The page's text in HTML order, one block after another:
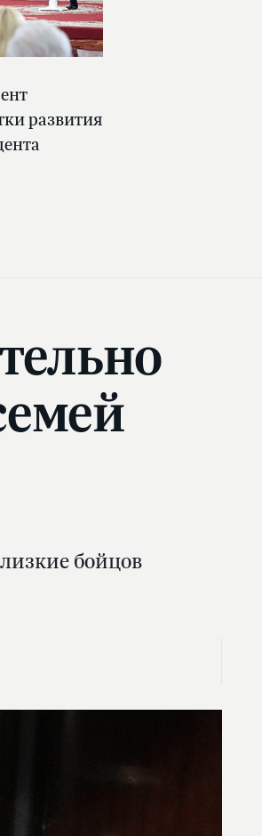
развития
бойцов